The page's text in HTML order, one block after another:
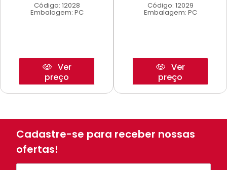
Código: 12028
Embalagem: PC
Ver
preço
Código: 12029
Embalagem: PC
Ver
preço
Cadastre-se para receber nossas
ofertas!